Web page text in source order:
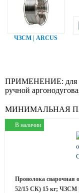
ЧЗСМ | ARCUS
ПРИМЕНЕНИЕ:
ручной
МИНИМАЛЬНАЯ
В наличии
Проволока сварочная
52/15 СК) 15 кг; ЧЗСМ